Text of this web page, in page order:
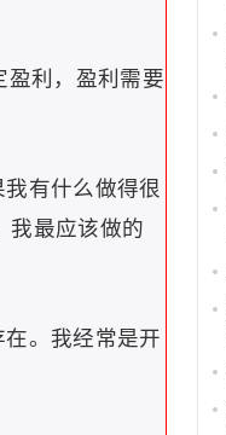
盈利，盈利需要
有什么做得很
我最应该做的
。我经常是开